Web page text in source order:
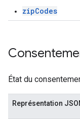
zipCodes
État du
Représentation